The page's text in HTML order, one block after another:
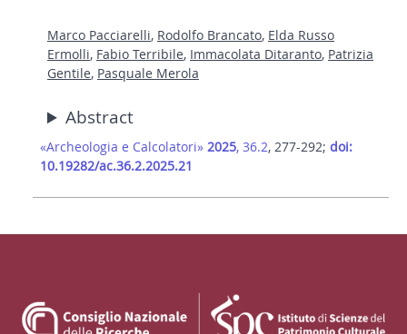
Marco Pacciarelli, Rodolfo Brancato, Elda Russo
Ermolli, Fabio Terribile, Immacolata Ditaranto, Patrizia
Gentile, Pasquale Merola
Abstract
«Archeologia e Calcolatori» 2025, 36.2, 277-292; doi:
10.19282/ac.36.2.2025.21